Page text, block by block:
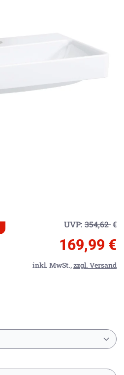
UVP: 354,62€
169,99 €
inkl. MwSt.,zzgl. Versand